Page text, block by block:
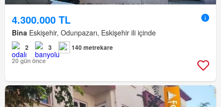
4.300.000 TL
Bina Eskişehir, Odunpazarı, Eskişehir ili içinde
2 3
140 metrekare
20 gün önce